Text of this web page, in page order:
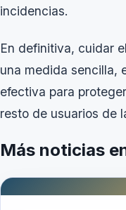
incidencias.
En definitiva, cuidar
una medida sencilla,
efectiva para
resto de usuarios de
Más noticias